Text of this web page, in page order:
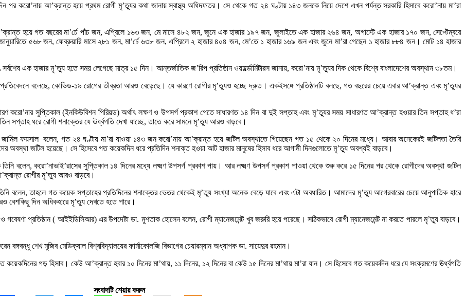
পর করো’নায় আ’ক্রান্ত হয়ে প্রথম রোগী মৃ’ত্যুর কথা জানায় স্বাস্থ্য অধিদফতর। সে থেকে গত ২৪ ঘণ্টায় ১৪৩ জনকে নিয়ে দেশে এখন পর্যন্ত সরকারি হিসাবে করো’নায় মা’রা
আ’ক্রান্ত হয়ে গত বছরের মা’র্চে পাঁচ জন, এপ্রিলে ১৬৩ জন, মে মাসে ৪৮২ জন, জুনে এক হাজার ১৯৭ জন, জুলাইতে এক হাজার ২৬৪ জন, অগাস্টে এক হাজার ১৭০ জন, সেপ্টেম্বরে
৫৬৮ জন, ফেব্রুয়ারি মাসে ২৮১ জন, মা’র্চে ৬৩৮ জন, এপ্রিলে ২ হাজার ৪০৪ জন, মে’তে ১ হাজার ১৬৯ জন এবং জুনে মা’রা গেছেন ১ হাজার ৮৮৪ জন। মোট ১৪ হাজার
এক হাজার মৃ’ত্যু হতে সময় লেগেছে মাত্র ১৫ দিন। আন্তর্জাতিক জ’রিপ প্রতিষ্ঠান ওয়ার্ল্ডোমিটারস জানায়, করো’নায় মৃ’ত্যুর দিক থেকে বিশ্বে বাংলাদেশের অবস্থান ৩৮তম।
বলেছে, কোভিড-১৯ রোগের তীব্রতা আরও বেড়েছে। যে কারণে রোগীর মৃ’ত্যুও হচ্ছে দ্রুত। একইসঙ্গে প্রতিষ্ঠানটি বলছে, গত বছরের চেয়ে এবার আ’ক্রান্ত এবং মৃ’ত্যুর
করো’নার সুপ্তিকাল (ইনকিউবিশন পিরিয়ড) অর্থাৎ লক্ষণ ও উপসর্গ প্রকাশ পেতে সাধারণত ১৪ দিন বা দুই সপ্তাহ এবং মৃ’ত্যুর সময় সাধারণত আ’ক্রান্ত হওয়ার তিন সপ্তাহ ধ’রা
সপ্তাহ ধরে রোগী শনাক্তের যে ঊর্ধ্বগতি দেখা যাচ্ছে, তাতে করে সামনে মৃ’ত্যু আরও বাড়বে।
ফয়সাল বলেন, গত ২৪ ঘণ্টায় মা’রা যাওয়া ১৪৩ জন করো’নায় আ’ক্রান্ত হয়ে জটিল অবস্থাতে গিয়েছেন গত ১৫ থেকে ২০ দিনের মধ্যে। আবার অনেকেরই জটিলতা তৈরি
অবস্থা জটিল হয়েছে। সে হিসেবে গত কয়েকদিন ধরে প্রতিদিন শনাক্ত হওয়া আট হাজার মানুষের হিসাব ধরে আগামী দিনগুলোতে মৃ’ত্যু অবশ্যই বাড়বে।
বলেন, করো’নাভাই’রাসের সুপ্তিকাল ১৪ দিনের মধ্যে লক্ষ্মণ উপসর্গ প্রকাশ পায়। আর লক্ষ্মণ উপসর্গ প্রকাশ পাওয়া থেকে শুরু করে ১৫ দিনের পর থেকে রোগীদের অবস্থা জটিল
রোগীর মৃ’ত্যু আরও বাড়বে।
বলেন, তাহলে গত কয়েক সপ্তাহের প্রতিদিনের শনাক্তের ভেতর থেকেই মৃ’ত্যু সংখ্যা অনেক বেড়ে যাবে এবং এটা অবধারিত। আমাদের মৃ’ত্যু আগেরবারের চেয়ে আনুপাতিক হারে
দিন অধিকহারে মৃ’ত্যু দেখতে হতে পারে।
প্রতিষ্ঠান ( আইইডিসিআর) এর উপদেষ্টা ডা. মুশতাক হোসেন বলেন, রোগী ম্যানেজমেন্ট খুব জরুরি হয়ে পরেছে। সঠিকভাবে রোগী ম্যানেজমেন্ট না করতে পারলে মৃ’ত্যু বাড়বে।
শেখ মুজিব মেডিক্যাল বিশ্ববিদ্যালয়ের ফার্মাকোলজি বিভাগের চেয়ারম্যান অধ্যাপক ডা. সায়েদুর রহমান।
গড় হিসাব। কেউ আ’ক্রান্ত হবার ১০ দিনের মা’থায়, ১১ দিনের, ১২ দিনের বা কেউ ১৫ দিনের মা’থায় মা’রা যান। সে হিসেবে গত কয়েকদিন ধরে যে সংক্রমণের ঊর্ধ্বগতি
সংবাদটি শেয়ার করুন